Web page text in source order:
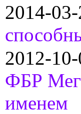
2014-
2012-
ФБР
именем